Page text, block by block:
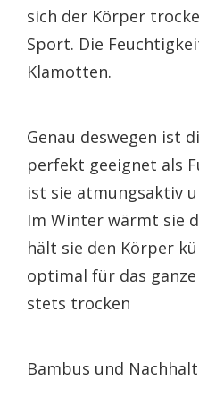
sich der Körper
Sport. Die
Klamotten.
Genau deswegen ist
perfekt geeignet als
ist sie atmungsaktiv
Im Winter wärmt sie
hält sie den Körper
optimal für das
stets trocken
Bambus und